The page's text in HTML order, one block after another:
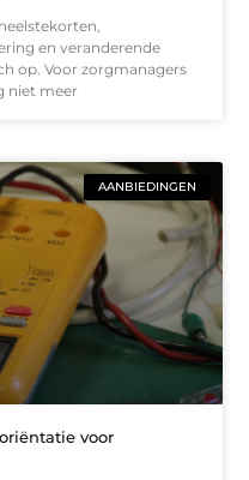
en veranderende
op. Voor zorgmanagers
niet meer
AANBIEDINGEN
voor